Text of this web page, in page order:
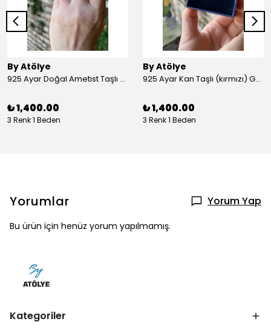
By Atölye
925 Ayar Doğal Ametist Taşlı Yuvarlak Gümüş Yüzük
₺ 1,400.00
3 Renk 1 Beden
By Atölye
925 Ayar Kan Taşlı (kırmızı) Gümüş Yüzük
₺ 1,400.00
3 Renk 1 Beden
Yorumlar Yorum Yap
Bu ürün için henüz yorum yapılmamış.
Kategoriler